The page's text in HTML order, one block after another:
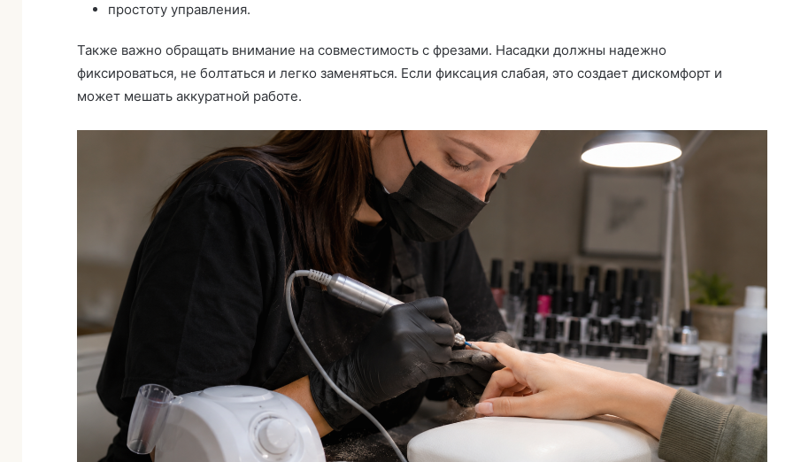
простоту управления.
Также важно обращать внимание на совместимость с фрезами. Насадки должны надежно
фиксироваться, не болтаться и легко заменяться. Если фиксация слабая, это создает дискомфорт и
может мешать аккуратной работе.